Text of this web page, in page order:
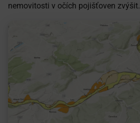
nemovitosti v očích pojišťoven zvýšit.